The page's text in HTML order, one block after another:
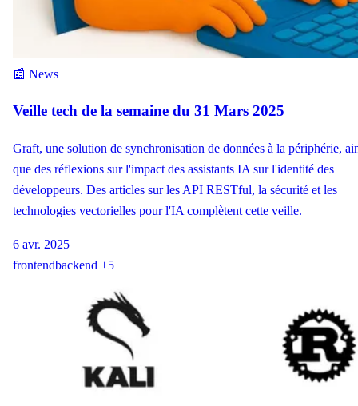
📰 News
Veille tech de la semaine du 31 Mars 2025
Graft, une solution de synchronisation de données à la périphérie,
que des réflexions sur l'impact des assistants IA sur l'identité des
développeurs. Des articles sur les API RESTful, la sécurité et les
technologies vectorielles pour l'IA complètent cette veille.
6 avr. 2025
frontendbackend +5